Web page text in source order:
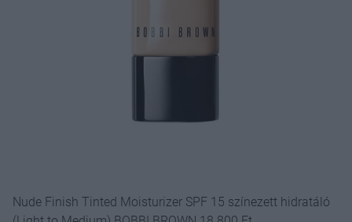
Nude Finish Tinted Moisturizer SPF 15 színezett hidratáló